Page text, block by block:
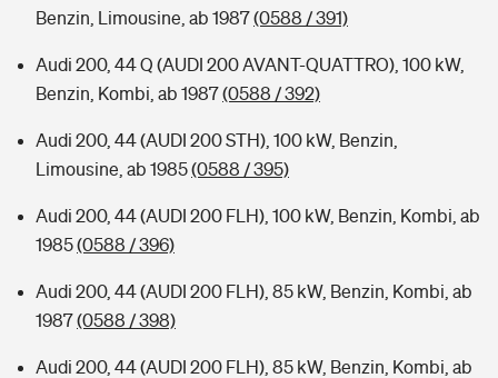
Benzin, Limousine, ab 1987(0588 / 391)
Audi 200, 44 Q (AUDI 200 AVANT-QUATTRO), 100 kW,
Benzin, Kombi, ab 1987(0588 / 392)
Audi 200, 44 (AUDI 200 STH), 100 kW, Benzin,
Limousine, ab 1985(0588 / 395)
Audi 200, 44 (AUDI 200 FLH), 100 kW, Benzin, Kombi, ab
1985(0588 / 396)
Audi 200, 44 (AUDI 200 FLH), 85 kW, Benzin, Kombi, ab
1987(0588 / 398)
Audi 200, 44 (AUDI 200 FLH), 85 kW, Benzin, Kombi, ab